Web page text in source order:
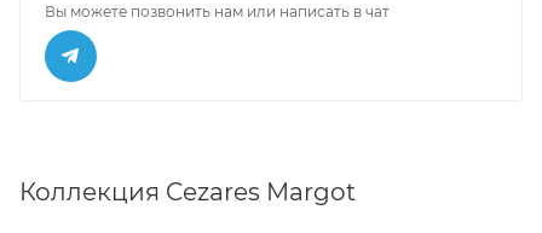
Вы можете позвонить нам или написать в чат
Коллекция Cezares Margot